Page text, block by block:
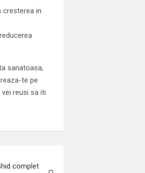
cresterea in
sanatoasa,
te pe
reusi sa iti
complet